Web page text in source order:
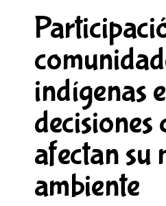
indígenas
decisiones
afectan su
ambiente